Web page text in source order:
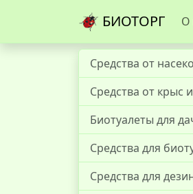
БИОТОРГ О
Средства от
Средства от крыс
Биотуалеты для
Средства для
Средства для